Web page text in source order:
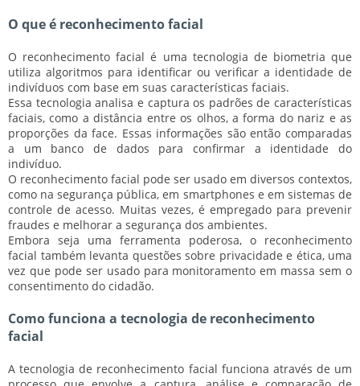
O que é reconhecimento facial
O reconhecimento facial é uma tecnologia de biometria que
utiliza algoritmos para identificar ou verificar a identidade de
indivíduos com base em suas características faciais.
Essa tecnologia analisa e captura os padrões de características
faciais, como a distância entre os olhos, a forma do nariz e as
proporções da face. Essas informações são então comparadas
a um banco de dados para confirmar a identidade do
indivíduo.
O reconhecimento facial pode ser usado em diversos contextos,
como na segurança pública, em smartphones e em sistemas de
controle de acesso. Muitas vezes, é empregado para prevenir
fraudes e melhorar a segurança dos ambientes.
Embora seja uma ferramenta poderosa, o reconhecimento
facial também levanta questões sobre privacidade e ética, uma
vez que pode ser usado para monitoramento em massa sem o
consentimento do cidadão.
Como funciona a tecnologia de reconhecimento
facial
A tecnologia de reconhecimento facial funciona através de um